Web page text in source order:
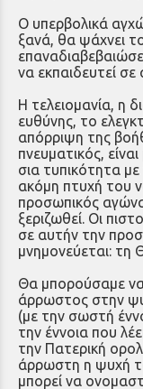
Ο υπερβολικά
ξανά, θα ψάχνει
να εκπαιδευτεί
Η τελειομανία, η
ευθύνης, το
απόρριψη της
πνευματικός,
σια τυπικότητα με
ακόμη πτυχή του
προσωπικός
ξεριζω­θεί. Οι
σε αυτήν την
μνημονεύεται: τη
Θα μπορούσαμε να
άρρωστος στην
(με την σωστή
την έννοια που
την Πατερική
άρρωστη η ψυχή
μπορεί να